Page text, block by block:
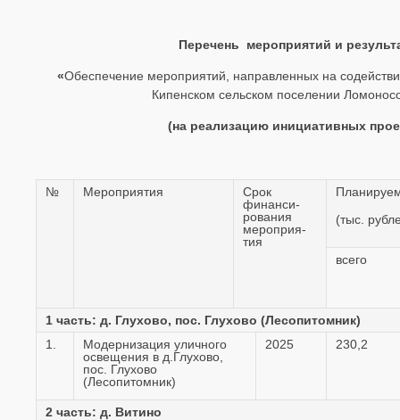
Перечень мероприятий и
«Обеспечение мероприятий, направленных на
Кипенском сельском поселении
(на реализацию инициативных
№ Мероприятия
Срок
финанси-
рования
мероприя-
тия
(тыс.
всего
1 часть: д. Глухово, пос. Глухово (Лесопитомник)
1.
Модернизация уличного
освещения в д.Глухово,
пос. Глухово
(Лесопитомник)
2025 230,2
2 часть: д. Витино